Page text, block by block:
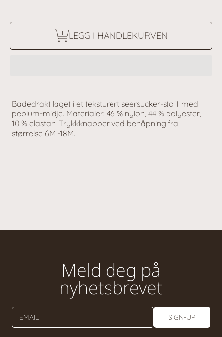
LEGG I HANDLEKURVEN
Badedrakt laget i et teksturert seersucker-stoff med
peplum-midje. Materialer: 46 % nylon, 44 % polyester,
10 % elastan. Trykkknapper ved benåpning fra
størrelse 6M -18M.
Meld deg på
nyhetsbrevet
EMAIL SIGN-UP